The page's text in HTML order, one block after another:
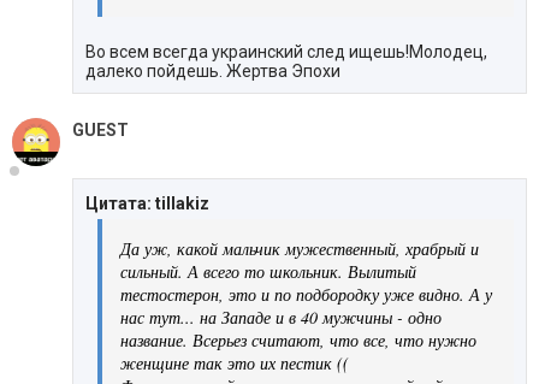
Во всем всегда украинский след ищешь!Молодец,
далеко пойдешь. Жертва Эпохи
GUEST
Цитата: tillakiz
Да уж, какой мальчик мужественный, храбрый и
сильный. А всего то школьник. Вылитый
тестостерон, это и по подбородку уже видно. А у
нас тут... на Западе и в 40 мужчины - одно
название. Всерьез считают, что все, что нужно
женщине так это их пестик ((